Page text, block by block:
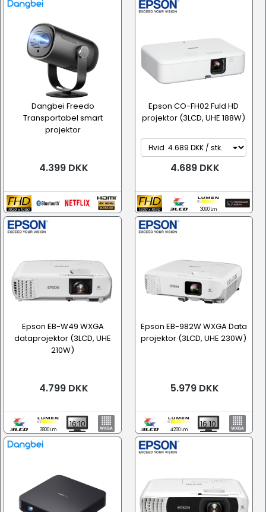
Dangbei Freedo
Transportabel smart
projektor
4.399 DKK
Epson CO-FH02 Fuld HD
projektor (3LCD, UHE 188W)
4.689 DKK
3000 Lm
Epson EB-W49 WXGA
dataprojektor (3LCD, UHE
210W)
4.799 DKK
3800 Lm
16:10
Epson EB-982W WXGA Data
projektor (3LCD, UHE 230W)
5.979 DKK
4200 Lm
16:10